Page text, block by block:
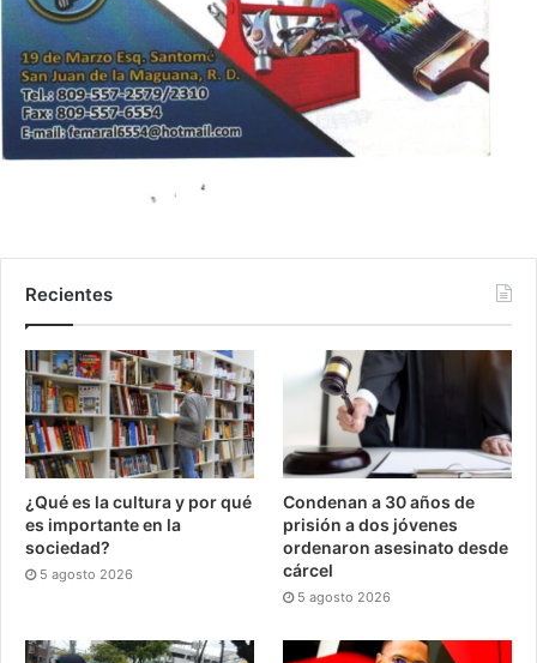
Recientes
¿Qué es la cultura y por qué
es importante en la
sociedad?
5 agosto 2026
Condenan a 30 años de
prisión a dos jóvenes
ordenaron asesinato desde
cárcel
5 agosto 2026